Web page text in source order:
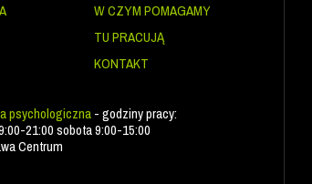
W CZYM POMAGAMY
TU PRACUJĄ
KONTAKT
psychologiczna- godziny pracy:
21:00 sobota 9:00-15:00
Centrum